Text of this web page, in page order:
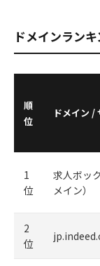
ドメインラン
順
位
ドメイン /
1
位
求人ボッ
メイン）
2
位